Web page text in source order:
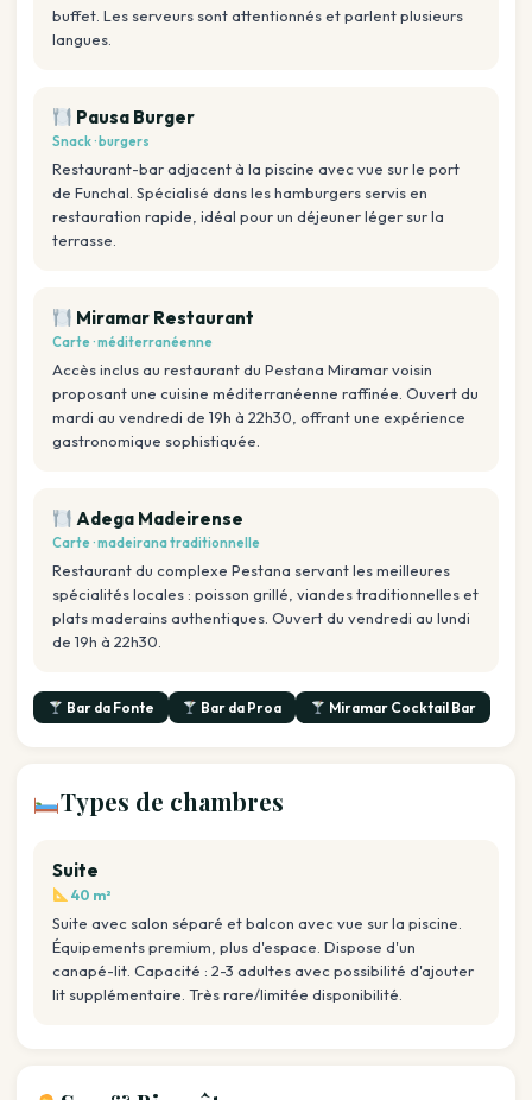
buffet. Les serveurs sont attentionnés et parlent plusieurs
langues.
Pausa Burger
Snack · burgers
Restaurant-bar adjacent à la piscine avec vue sur le port
de Funchal. Spécialisé dans les hamburgers servis en
restauration rapide, idéal pour un déjeuner léger sur la
terrasse.
Miramar Restaurant
Carte · méditerranéenne
Accès inclus au restaurant du Pestana Miramar voisin
proposant une cuisine méditerranéenne raffinée. Ouvert du
mardi au vendredi de 19h à 22h30, offrant une expérience
gastronomique sophistiquée.
Adega Madeirense
Carte · madeirana traditionnelle
Restaurant du complexe Pestana servant les meilleures
spécialités locales : poisson grillé, viandes traditionnelles et
plats maderains authentiques. Ouvert du vendredi au lundi
de 19h à 22h30.
Bar da Fonte Bar da Proa Miramar Cocktail Bar
Types de chambres
Suite
40 m²
Suite avec salon séparé et balcon avec vue sur la piscine.
Équipements premium, plus d'espace. Dispose d'un
canapé-lit. Capacité : 2-3 adultes avec possibilité d'ajouter
lit supplémentaire. Très rare/limitée disponibilité.